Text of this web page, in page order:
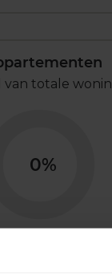
van totale
0%